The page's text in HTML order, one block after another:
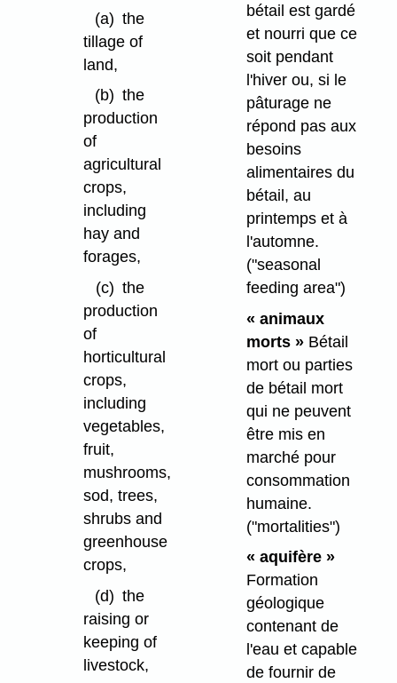
(a) the
tillage of
land,
(b) the
production
of
agricultural
crops,
including
hay and
forages,
(c) the
production
of
horticultural
crops,
including
vegetables,
fruit,
mushrooms,
sod, trees,
shrubs and
greenhouse
crops,
(d) the
raising or
keeping of
livestock,
bétail est gardé
et nourri que ce
soit pendant
l'hiver ou, si le
pâturage ne
répond pas aux
besoins
alimentaires du
bétail, au
printemps et à
l'automne.
("seasonal
feeding area")
« animaux
morts »Bétail
mort ou parties
de bétail mort
qui ne peuvent
être mis en
marché pour
consommation
humaine.
("mortalities")
« aquifère »
Formation
géologique
contenant de
l'eau et capable
de fournir de